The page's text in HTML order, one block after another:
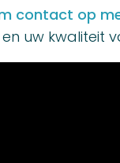
contact op
uw kwaliteit